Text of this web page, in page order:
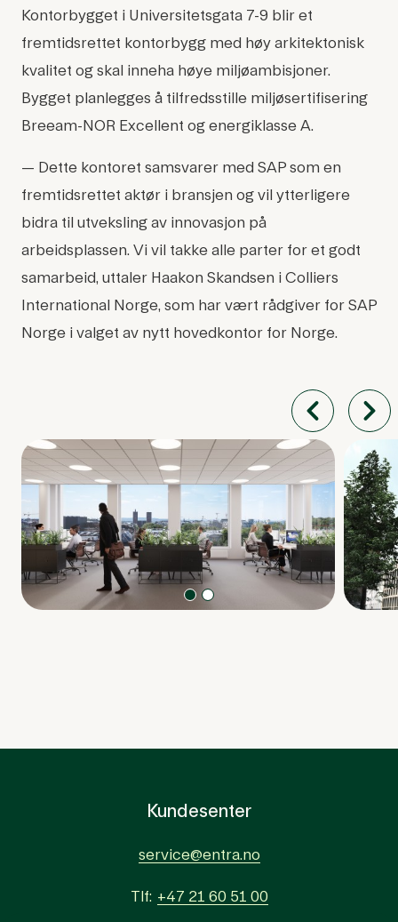
Kontorbygget i Universitetsgata 7-9 blir et
fremtidsrettet kontorbygg med høy arkitektonisk
kvalitet og skal inneha høye miljøambisjoner.
Bygget planlegges å tilfredsstille miljøsertifisering
Breeam-NOR Excellent og energiklasse A.
— Dette kontoret samsvarer med SAP som en
fremtidsrettet aktør i bransjen og vil ytterligere
bidra til utveksling av innovasjon på
arbeidsplassen. Vi vil takke alle parter for et godt
samarbeid, uttaler Haakon Skandsen i Colliers
International Norge, som har vært rådgiver for SAP
Norge i valget av nytt hovedkontor for Norge.
Kundesenter
service@entra.no
Tlf: +47 21 60 51 00